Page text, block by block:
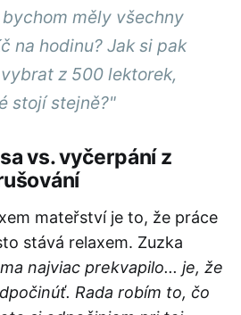
měly všechny
na hodinu? Jak si pak
z 500 lektorek,
stojí stejně?"
vs. vyčerpání z
mateřství je to, že práce
stává relaxem. Zuzka
najviac prekvapilo... je, že
Rada robím to, čo